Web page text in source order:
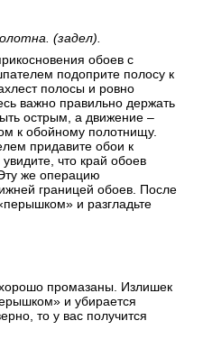
(задел).
обоев с
подоприте полосу к
полосы и ровно
важно правильно держать
острым, а движение –
к обойному полотнищу.
придавите обои к
что край обоев
же операцию
границей обоев. После
и разгладьте
промазаны. Излишек
и убирается
то у вас получится